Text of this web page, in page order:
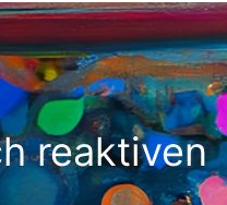
reaktiven